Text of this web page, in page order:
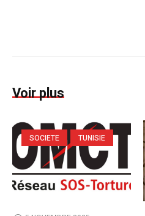
Voir plus
SOCIETE TUNISIE